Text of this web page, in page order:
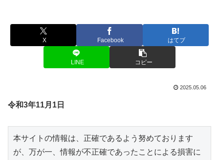
X Facebook はてブ
LINE コピー
2025.05.06
令和3年11月1日
本サイトの情報は、正確であるよう努めております
が、万が一、情報が不正確であったことによる損害に